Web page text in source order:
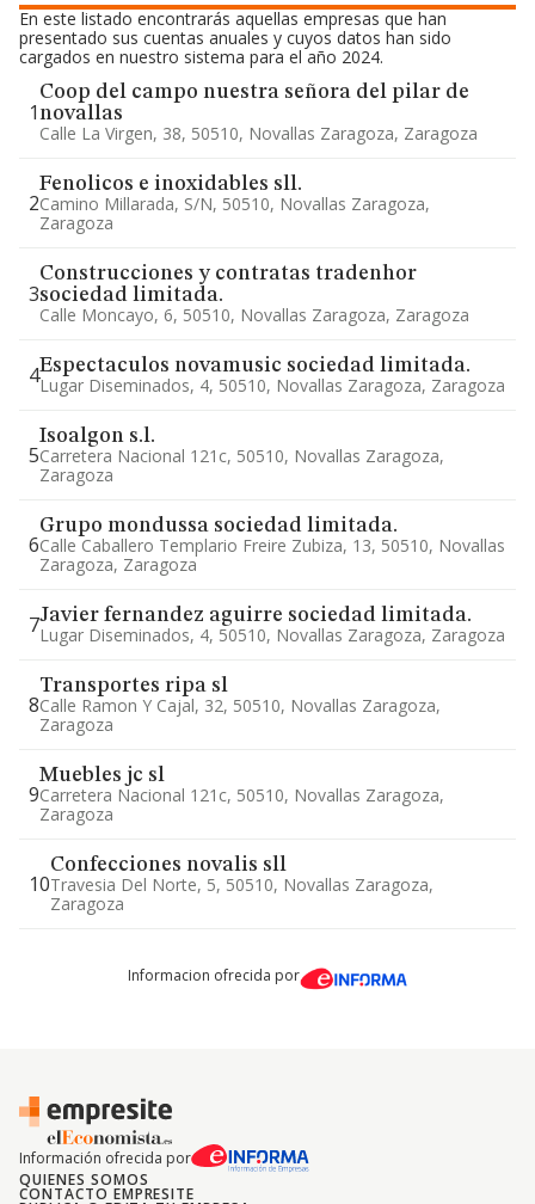
En este listado encontrarás aquellas empresas que han
presentado sus cuentas anuales y cuyos datos han sido
cargados en nuestro sistema para el año 2024.
1
Coop del campo nuestra señora del pilar de
novallas
Calle La Virgen, 38, 50510, Novallas Zaragoza, Zaragoza
2
Fenolicos e inoxidables sll.
Camino Millarada, S/n, 50510, Novallas Zaragoza,
Zaragoza
3
Construcciones y contratas tradenhor
sociedad limitada.
Calle Moncayo, 6, 50510, Novallas Zaragoza, Zaragoza
4Espectaculos novamusic sociedad limitada.
Lugar Diseminados, 4, 50510, Novallas Zaragoza, Zaragoza
5
Isoalgon s.l.
Carretera Nacional 121c, 50510, Novallas Zaragoza,
Zaragoza
6
Grupo mondussa sociedad limitada.
Calle Caballero Templario Freire Zubiza, 13, 50510, Novallas
Zaragoza, Zaragoza
7Javier fernandez aguirre sociedad limitada.
Lugar Diseminados, 4, 50510, Novallas Zaragoza, Zaragoza
8
Transportes ripa sl
Calle Ramon Y Cajal, 32, 50510, Novallas Zaragoza,
Zaragoza
9
Muebles jc sl
Carretera Nacional 121c, 50510, Novallas Zaragoza,
Zaragoza
10
Confecciones novalis sll
Travesia Del Norte, 5, 50510, Novallas Zaragoza,
Zaragoza
Informacion ofrecida por
Información ofrecida por
QUIENES SOMOS
CONTACTO EMPRESITE